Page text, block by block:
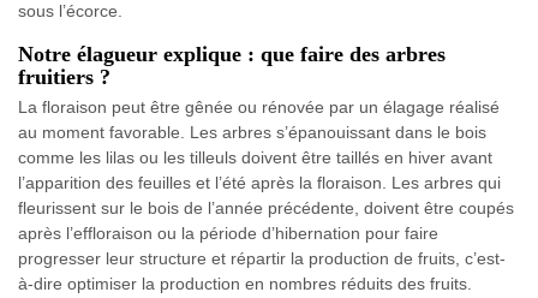
sous l’écorce.
Notre élagueur explique : que faire des arbres
fruitiers ?
La floraison peut être gênée ou rénovée par un élagage réalisé
au moment favorable. Les arbres s’épanouissant dans le bois
comme les lilas ou les tilleuls doivent être taillés en hiver avant
l’apparition des feuilles et l’été après la floraison. Les arbres qui
fleurissent sur le bois de l’année précédente, doivent être coupés
après l’effloraison ou la période d’hibernation pour faire
progresser leur structure et répartir la production de fruits, c’est-
à-dire optimiser la production en nombres réduits des fruits.